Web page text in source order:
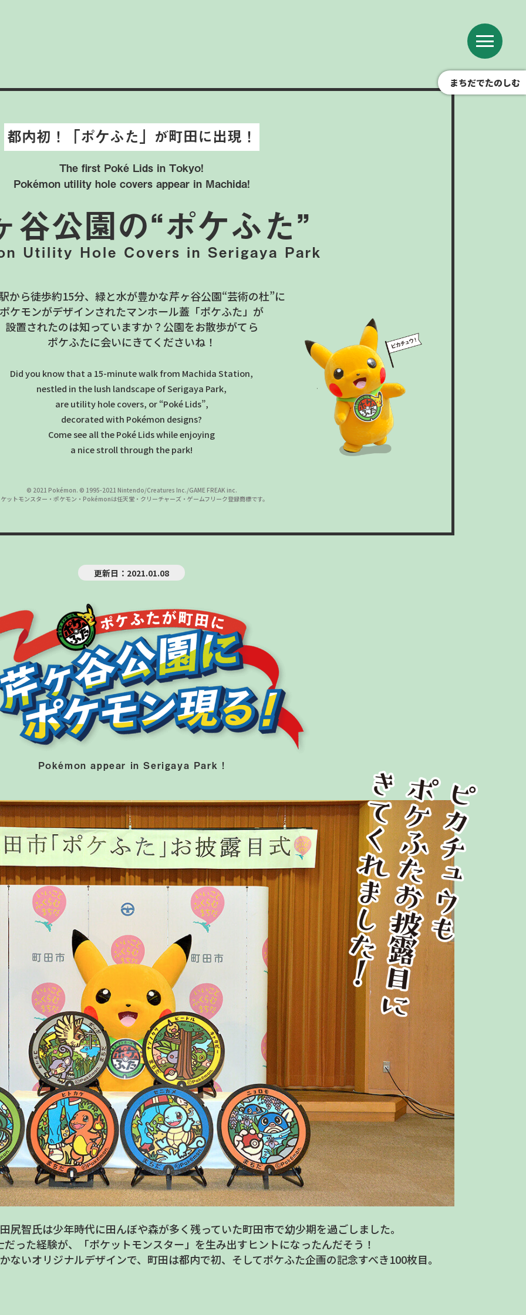
まちだでたのしむ
都内初！「ポケふた」が町田に出現！
The first Poké Lids in Tokyo!
Pokémon utility hole covers appear in Machida!
谷公園の“ポケふた”
Utility Hole Covers in Serigaya Park
から徒歩約15分、緑と水が豊かな芹ヶ谷公園“芸術の杜”に
ポケモンがデザインされたマンホール蓋「ポケふた」が
設置されたのは知っていますか？ 公園をお散歩がてら
ポケふたに会いにきてくださいね！
Did you know that a 15-minute walk from Machida Station,
nestled in the lush landscape of Serigaya Park,
are utility hole covers, or “Poké Lids”,
decorated with Pokémon designs?
Come see all the Poké Lids while enjoying
a nice stroll through the park!
© 2021 Pokémon. © 1995-2021 Nintendo/Creatures Inc./GAME FREAK inc.
ットモンスター・ポケモン・Pokémonは任天堂・クリーチャーズ・ゲームフリーク登録商標です。
更新日：2021.01.08
Pokémon appear in Serigaya Park !
田尻智氏は少年時代に田んぼや森が多く残っていた町田市で幼少期を過ごしました。
った経験が、
「ポケットモンスター」を生み出すヒントになったんだそう！
ないオリジナルデザインで、町田は都内で初、 そしてポケふた企画の記念すべき100枚目。